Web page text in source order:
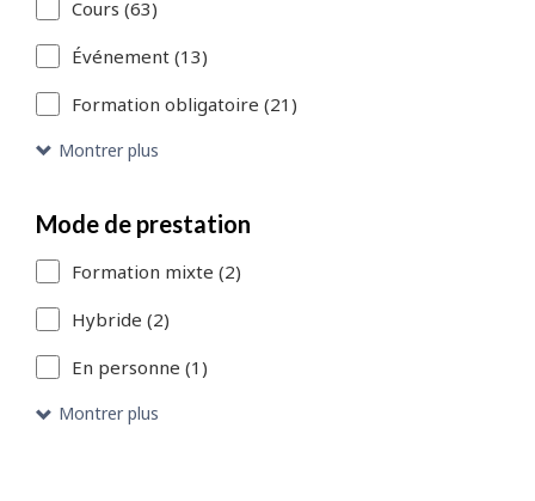
résultats
de
la
recherche
pour
accéder
aux
entrées
du
catalogue
Cours (63)
Événement (13)
Formation obligatoire (21)
Montrer plus
Mode de prestation
Formation mixte (2)
Hybride (2)
En personne (1)
Montrer plus